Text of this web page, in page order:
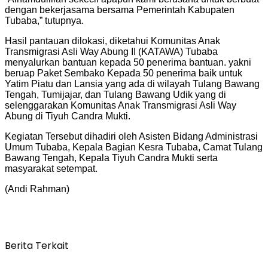
dengan bekerjasama bersama Pemerintah Kabupaten
Tubaba,” tutupnya.
Hasil pantauan dilokasi, diketahui Komunitas Anak
Transmigrasi Asli Way Abung II (KATAWA) Tubaba
menyalurkan bantuan kepada 50 penerima bantuan. yakni
beruap Paket Sembako Kepada 50 penerima baik untuk
Yatim Piatu dan Lansia yang ada di wilayah Tulang Bawang
Tengah, Tumijajar, dan Tulang Bawang Udik yang di
selenggarakan Komunitas Anak Transmigrasi Asli Way
Abung di Tiyuh Candra Mukti.
Kegiatan Tersebut dihadiri oleh Asisten Bidang Administrasi
Umum Tubaba, Kepala Bagian Kesra Tubaba, Camat Tulang
Bawang Tengah, Kepala Tiyuh Candra Mukti serta
masyarakat setempat.
(Andi Rahman)
Berita Terkait